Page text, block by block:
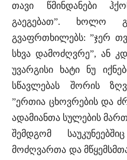
თავი წმინდანები
გაეგებათ”. ხოლო
გვაფრთხილებს: ”ჯერ
სხვა დამოძღვრე”, ან
უვარგისი ხატი ნუ
სწავლებას შორის
”ერთია ცხოვრების და
ადამიანთა სულების
შემდგომ
მოძღვართა და